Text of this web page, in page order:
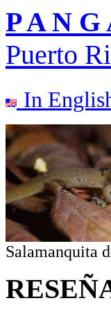
P A N G
Puerto
In
Salamanquita